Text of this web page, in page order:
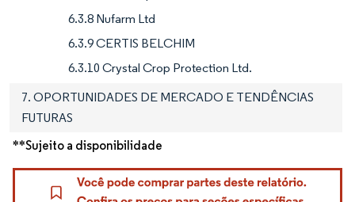
6.3.8 Nufarm Ltd
6.3.9 CERTIS BELCHIM
6.3.10 Crystal Crop Protection Ltd.
7. OPORTUNIDADES DE MERCADO E TENDÊNCIAS
FUTURAS
**Sujeito a disponibilidade